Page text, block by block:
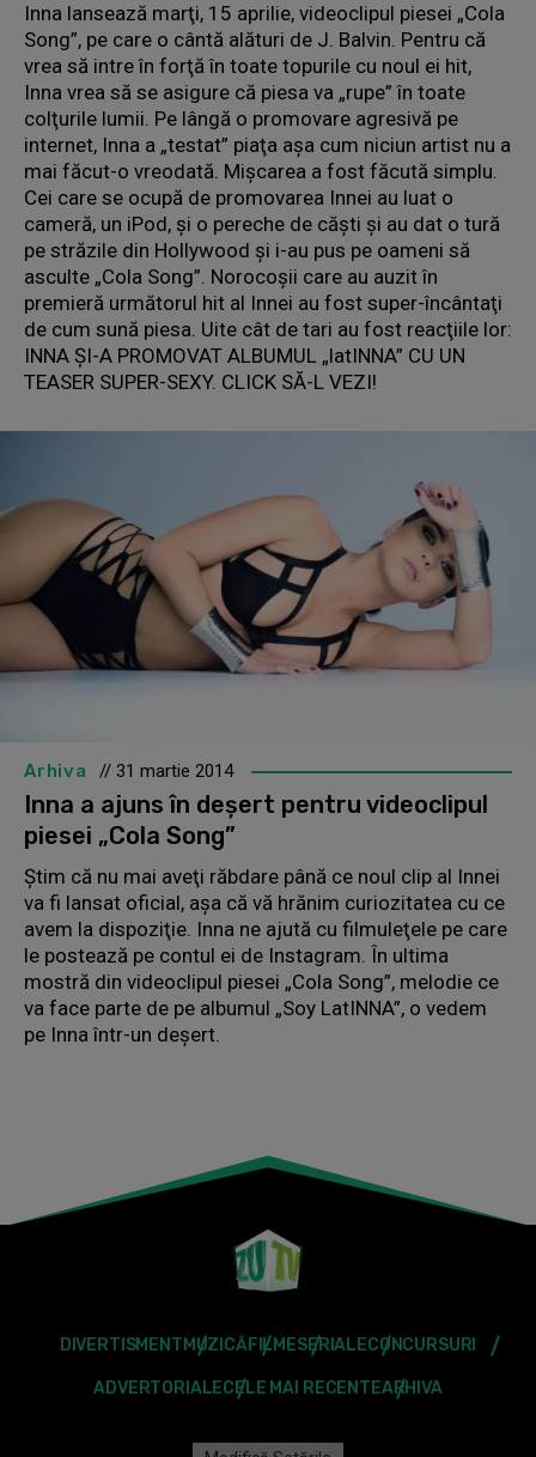
Inna lansează marţi, 15 aprilie, videoclipul piesei „Cola
Song”, pe care o cântă alături de J. Balvin. Pentru că
vrea să intre în forţă în toate topurile cu noul ei hit,
Inna vrea să se asigure că piesa va „rupe” în toate
colţurile lumii. Pe lângă o promovare agresivă pe
internet, Inna a „testat” piaţa aşa cum niciun artist nu a
mai făcut-o vreodată. Mişcarea a fost făcută simplu.
Cei care se ocupă de promovarea Innei au luat o
cameră, un iPod, şi o pereche de căşti şi au dat o tură
pe străzile din Hollywood şi i-au pus pe oameni să
asculte „Cola Song”. Norocoşii care au auzit în
premieră următorul hit al Innei au fost super-încântaţi
de cum sună piesa. Uite cât de tari au fost reacţiile lor:
INNA ŞI-A PROMOVAT ALBUMUL „latINNA” CU UN
TEASER SUPER-SEXY. CLICK SĂ-L VEZI!
Arhiva // 31 martie 2014
Inna a ajuns în deşert pentru videoclipul
piesei „Cola Song”
Ştim că nu mai aveţi răbdare până ce noul clip al Innei
va fi lansat oficial, aşa că vă hrănim curiozitatea cu ce
avem la dispoziţie. Inna ne ajută cu filmuleţele pe care
le postează pe contul ei de Instagram. În ultima
mostră din videoclipul piesei „Cola Song”, melodie ce
va face parte de pe albumul „Soy LatINNA”, o vedem
pe Inna într-un deşert.
DIVERTISMENT MUZICĂFILMESERIALECONCURSURI
ADVERTORIALECELE MAI RECENTEARHIVA